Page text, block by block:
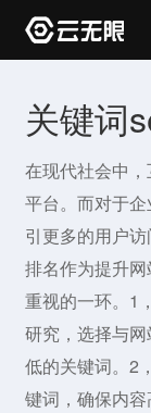
关键词
在现代社会中
平台。而对于
引更多的用户
排名作为提升
重视的一环。1
研究，选择与
低的关键词。2
键词，确保内